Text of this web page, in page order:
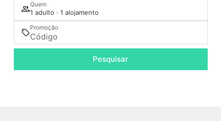
Quem
1 adulto · 1 alojamento
Promoção
Pesquisar